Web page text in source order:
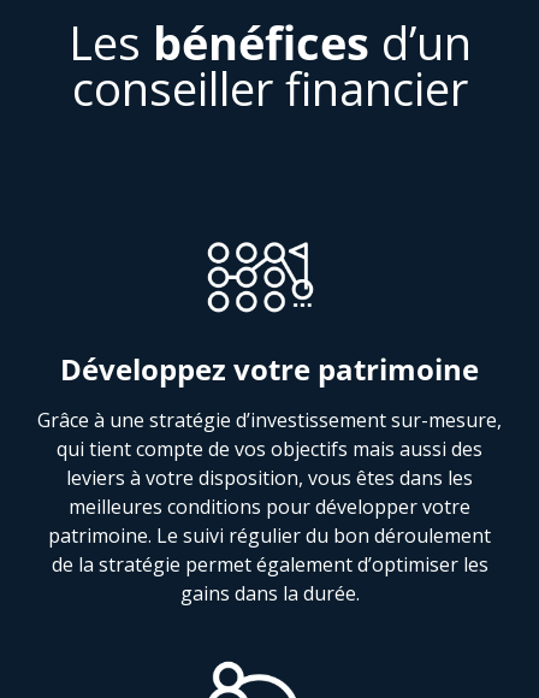
Les bénéfices d’un
conseiller financier
Développez votre patrimoine
Grâce à une stratégie d’investissement sur-mesure,
qui tient compte de vos objectifs mais aussi des
leviers à votre disposition, vous êtes dans les
meilleures conditions pour développer votre
patrimoine. Le suivi régulier du bon déroulement
de la stratégie permet également d’optimiser les
gains dans la durée.